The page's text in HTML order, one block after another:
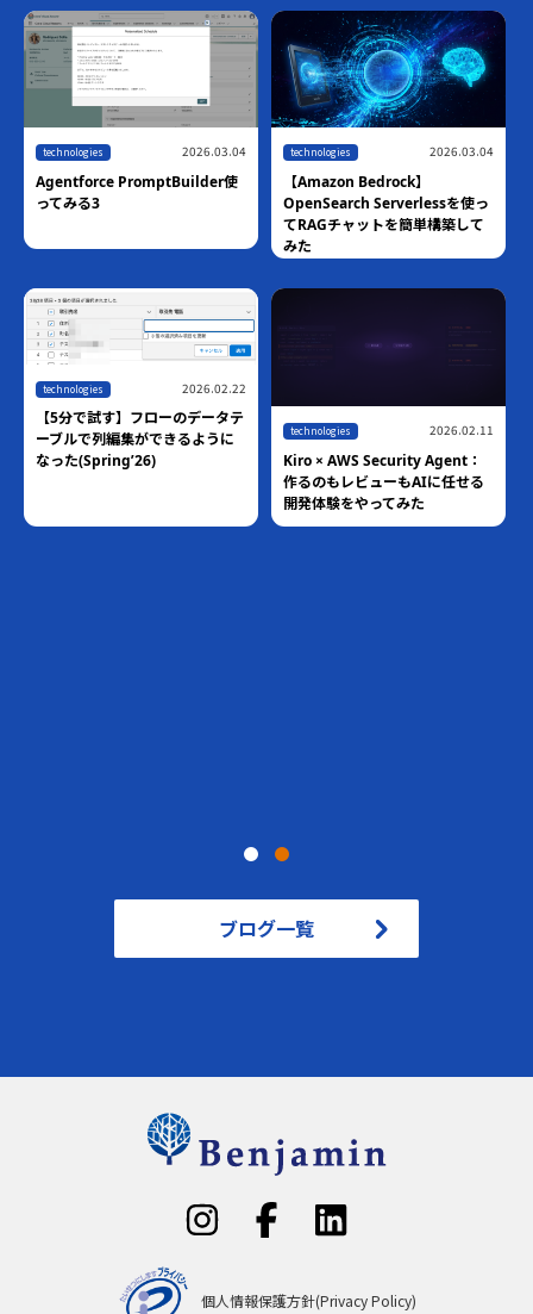
technologies 2026.03.04
Agentforce PromptBuilder使
ってみる3
technologies 2026.03.04
【Amazon Bedrock】
OpenSearch Serverlessを使っ
てRAGチャットを簡単構築して
みた
technologies 2026.02.22
【5分で試す】フローのデータテ
ーブルで列編集ができるように
なった(Spring’26)
technologies 2026.02.11
Kiro × AWS Security Agent：
作るのもレビューもAIに任せる
開発体験をやってみた
ブログ一覧
個人情報保護方針(Privacy Policy)